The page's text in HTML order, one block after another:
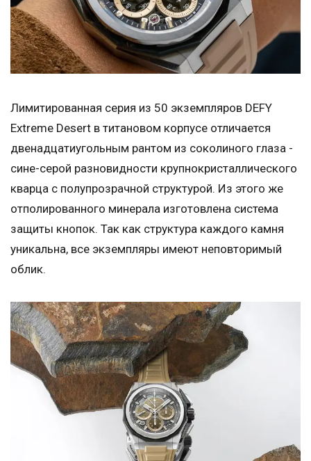
Лимитированная серия из 50 экземпляров DEFY
Extreme Desert в титановом корпусе отличается
двенадцатиугольным рантом из соколиного глаза -
сине-серой разновидности крупнокристаллического
кварца с полупрозрачной структурой. Из этого же
отполированного минерала изготовлена система
защиты кнопок. Так как структура каждого камня
уникальна, все экземпляры имеют неповторимый
облик.